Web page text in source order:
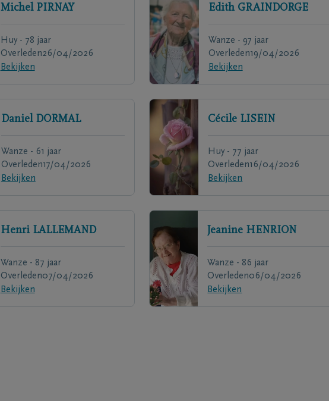
Michel PIRNAY
Huy - 78 jaar
Overleden26/04/2026
Bekijken
Edith GRAINDORGE
Wanze - 97 jaar
Overleden19/04/2026
Bekijken
Daniel DORMAL
Wanze - 61 jaar
Overleden17/04/2026
Bekijken
Cécile LISEIN
Huy - 77 jaar
Overleden16/04/2026
Bekijken
Henri LALLEMAND
Wanze - 87 jaar
Overleden07/04/2026
Bekijken
Jeanine HENRION
Wanze - 86 jaar
Overleden06/04/2026
Bekijken